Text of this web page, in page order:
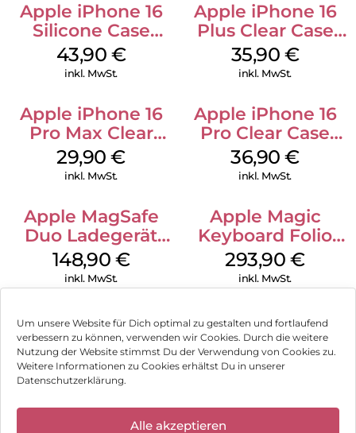
Um unsere Website für Dich optimal zu gestalten und fortlaufend
verbessern zu können, verwenden wir Cookies. Durch die weitere
Nutzung der Website stimmst Du der Verwendung von Cookies zu.
Weitere Informationen zu Cookies erhältst Du in unserer
Datenschutzerklärung.
Alle akzeptieren
Apple iPhone 16
Silicone Case
MagSafe Plum
43,90 €
inkl. MwSt.
Apple iPhone 16
Plus Clear Case
MagSafe
Transparent
35,90 €
inkl. MwSt.
Apple iPhone 16
Pro Max Clear
Case MagSafe
Transparent
29,90€
inkl. MwSt.
Apple iPhone 16
Pro Clear Case
MagSafe
Transparent
36,90€
inkl. MwSt.
Apple MagSafe
Duo Ladegerät
Weiß
148,90 €
inkl. MwSt.
Apple Magic
Keyboard Folio
iPad 10.9″ (10.Gen.)
Weiß
293,90€
inkl. MwSt.
Impressum
Können wir Dir behilflich sein?